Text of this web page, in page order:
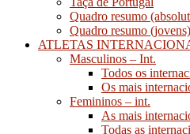
Quadro resumo
Quadro resumo (jovens)
ATLETAS
Masculinos – Int.
Todos os
Os mais
Femininos – int.
As mais
Todas as